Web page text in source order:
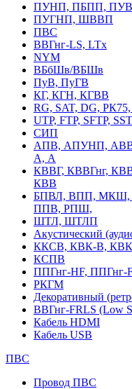
ПУНП, ПБПП,
ПУГНП, ШВВП
ПВС
ВВГнг-LS, LTx
NYM
ВБбШв/ВБШв
ПуВ, ПуГВ
КГ, КГН, КГВВ
RG, SAT, DG,
UTP, FTP, SFTP,
СИП
АПВ, АПУНП,
А, А
КВВГ, КВВГнг,
КВВ
БПВЛ, ВПП,
ППВ, РПШ,
ШТЛ, ШТЛП
Акустический
ККСВ, КВК-В,
КСПВ
ППГнг-HF, ППГнг-
РКГМ
Декоративный
ВВГнг-FRLS (Low
Кабель HDMI
Кабель USB
ПВС
Провод ПВС